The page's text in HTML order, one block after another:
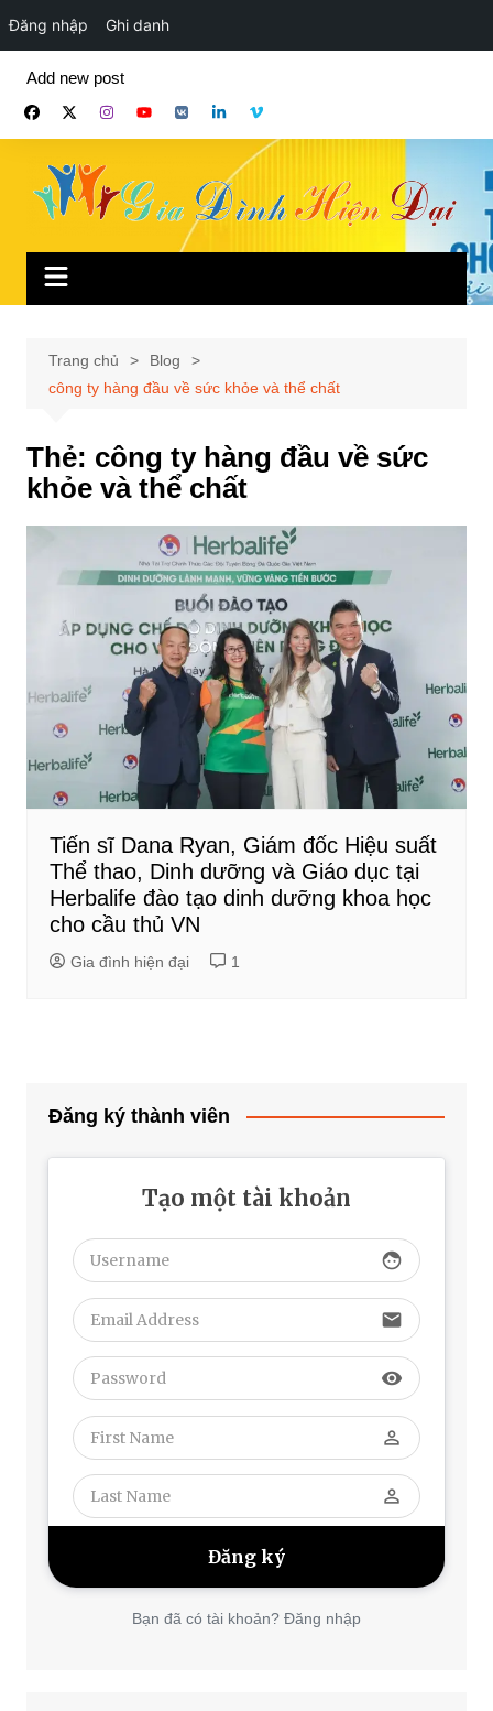
Đăng nhập Ghi danh
phần
Add new post
Trang chủ
Blog
công ty hàng đầu về sức khỏe và thể chất
Thẻ: công ty hàng đầu về sức
khỏe và thể chất
Tiến sĩ Dana Ryan, Giám đốc Hiệu suất
Thể thao, Dinh dưỡng và Giáo dục tại
Herbalife đào tạo dinh dưỡng khoa học
cho cầu thủ VN
Gia đình hiện đại 1
Đăng ký thành viên
Tạo một tài khoản
face
email
visibility
perm_identity
perm_identity
Bạn đã có tài khoản? Đăng nhập